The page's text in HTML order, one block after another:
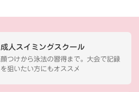
成人スイミングスクール
顔つけから泳法の習得まで。大会で記録
を狙いたい方にもオススメ